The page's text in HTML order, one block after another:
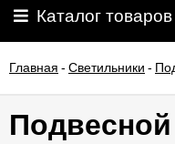
освещения
О
Каталог товаров
Главная - Светильники -